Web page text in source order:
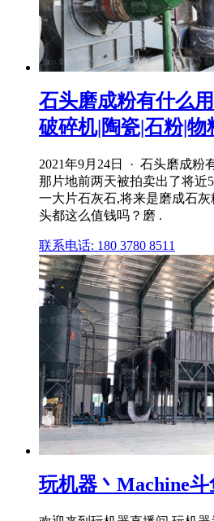
石头磨成粉有什么
破碎机|陶瓷|石粉|物
2021年9月24日 · 石头磨成粉
那片地前两天被拍卖出了将近
一大片石灰石,将来是磨成石
头都这么值钱吗？磨 .
联系电话: 180 3780 8511
玩机器丶Machine